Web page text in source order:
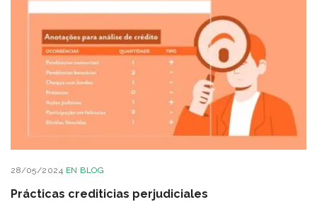
28/05/2024 EN BLOG
Prácticas crediticias perjudiciales